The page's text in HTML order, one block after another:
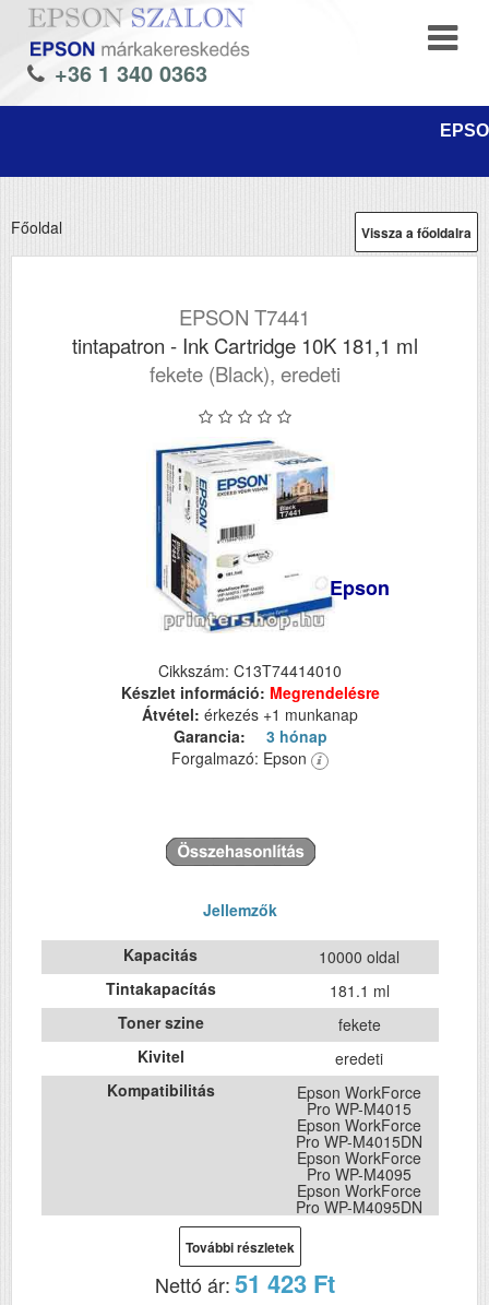
+36 1 340 0363
Vissza a főoldalra
Főoldal
EPSON T7441
tintapatron - Ink Cartridge 10K 181,1 ml
fekete (Black), eredeti
Epson
Cikkszám: C13T74414010
Készlet információ: Megrendelésre
Átvétel: érkezés +1 munkanap
Garancia:
3 hónap
Forgalmazó: Epson
Jellemzők
Kapacitás
10000 oldal
Tintakapacítás
181.1 ml
Toner szine
fekete
Kivitel
eredeti
Kompatibilitás
Epson WorkForce
Pro WP-M4015
Epson WorkForce
Pro WP-M4015DN
Epson WorkForce
Pro WP-M4095
Epson WorkForce
Pro WP-M4095DN
Epson WorkForce
Pro WP-M4525DNF
Epson WorkForce
További részletek
Nettó ár:51 423 Ft